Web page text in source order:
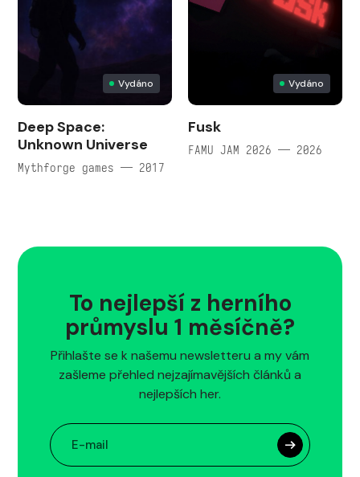
Vydáno
Deep Space:
Unknown Universe
Mythforge games — 2017
Vydáno
Fusk
FAMU JAM 2026 — 2026
To nejlepší z herního
průmyslu 1 měsíčně?
Přihlašte se k našemu newsletteru a my vám
zašleme přehled nejzajímavějších článků a
nejlepších her.